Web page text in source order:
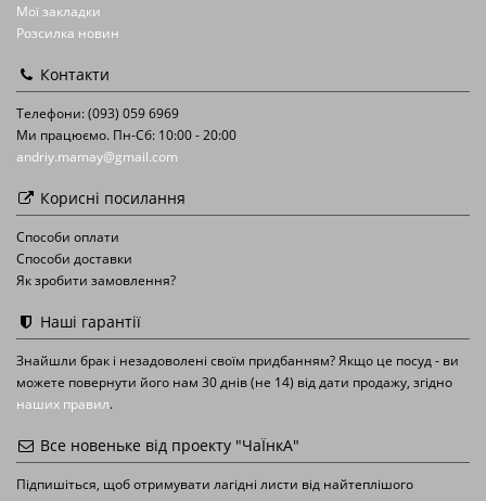
Мої закладки
Розсилка новин
Контакти
Телефони: (093) 059 6969
Ми працюємо. Пн-Сб: 10:00 - 20:00
andriy.mamay@gmail.com
Корисні посилання
Способи оплати
Способи доставки
Як зробити замовлення?
Наші гарантії
Знайшли брак і незадоволені своїм придбанням? Якщо це посуд - ви
можете повернути його нам 30 днів (не 14) від дати продажу, згідно
наших правил.
Все новеньке від проекту "ЧаЇнкА"
Підпишіться, щоб отримувати лагідні листи від найтеплішого